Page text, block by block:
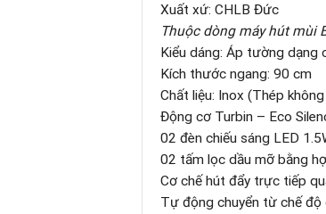
Xuất xứ: CHLB Đức
Thuộc dòng máy hút mùi
Kiểu dáng: Áp tường dạng
Kích thước ngang: 90 cm
Chất liệu: Inox (Thép
Động cơ Turbin – Eco
02 đèn chiếu sáng LED
02 tấm lọc dầu mỡ bằng
Cơ chế hút đẩy trực tiếp
Tự động chuyển từ chế